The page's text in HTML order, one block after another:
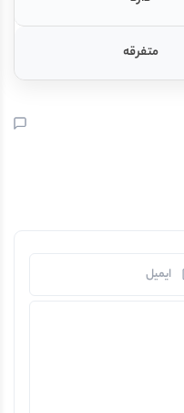
متفرقه